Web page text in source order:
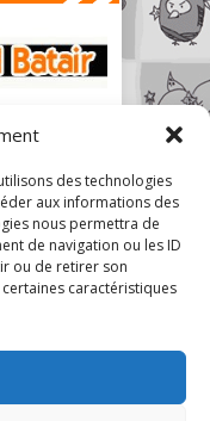
des technologies
aux informations des
nous permettra de
de navigation ou les ID
ou de retirer son
caractéristiques